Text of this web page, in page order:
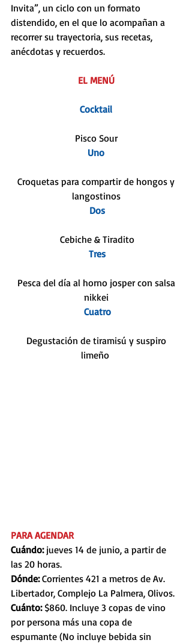
Invita”, un ciclo con un formato
distendido, en el que lo acompañan a
recorrer su trayectoria, sus recetas,
anécdotas y recuerdos.
EL MENÚ
Cocktail
Pisco Sour
Uno
langostinos
Dos
Cebiche & Tiradito
Tres
nikkei
Cuatro
limeño
PARA AGENDAR
Cuándo: jueves 14 de junio, a partir de
las 20 horas.
Dónde: Corrientes 421 a metros de Av.
Libertador, Complejo La Palmera, Olivos.
Cuánto: $860. Incluye 3 copas de vino
por persona más una copa de
espumante (No incluye bebida sin